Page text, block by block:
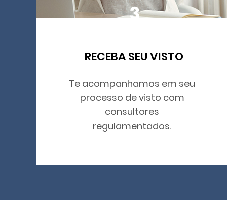
3
RECEBA SEU VISTO
Te acompanhamos em seu
processo de visto com
consultores
regulamentados.